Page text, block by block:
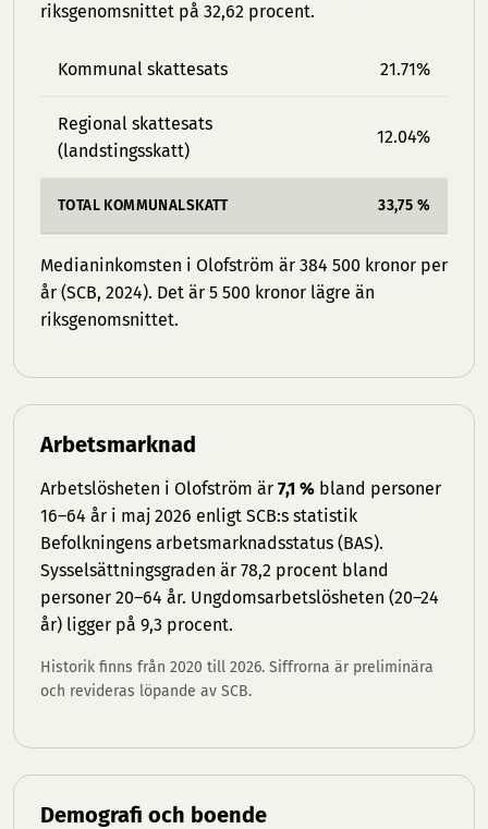
riksgenomsnittet på 32,62 procent.
Kommunal skattesats 21.71%
Regional skattesats
(landstingsskatt)
12.04%
TOTAL KOMMUNALSKATT 33,75 %
Medianinkomsten i Olofström är 384 500 kronor per
år (SCB, 2024). Det är 5 500 kronor lägre än
riksgenomsnittet.
Arbetsmarknad
Arbetslösheten i Olofström är 7,1 % bland personer
16–64 år i maj 2026 enligt SCB:s statistik
Befolkningens arbetsmarknadsstatus (BAS).
Sysselsättningsgraden är 78,2 procent bland
personer 20–64 år. Ungdomsarbetslösheten (20–24
år) ligger på 9,3 procent.
Historik finns från 2020 till 2026. Siffrorna är preliminära
och revideras löpande av SCB.
Demografi och boende